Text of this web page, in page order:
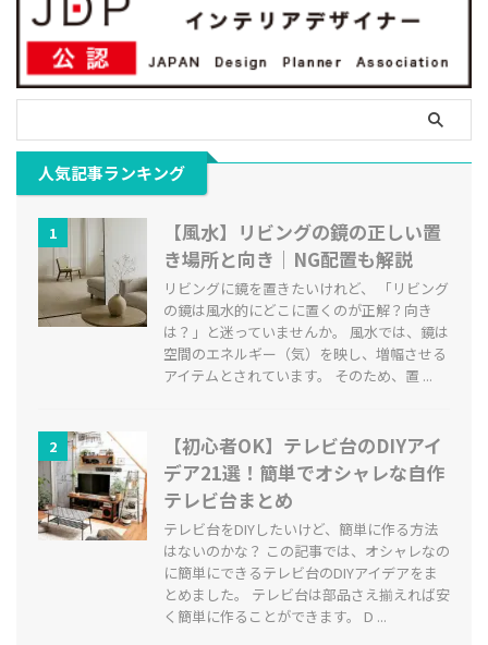
人気記事ランキング
1
【風水】リビングの鏡の正しい置
き場所と向き｜NG配置も解説
リビングに鏡を置きたいけれど、 「リビング
の鏡は風水的にどこに置くのが正解？向き
は？」と迷っていませんか。 風水では、鏡は
空間のエネルギー（気）を映し、増幅させる
アイテムとされています。 そのため、置 ...
2
【初心者OK】テレビ台のDIYアイ
デア21選！簡単でオシャレな自作
テレビ台まとめ
テレビ台をDIYしたいけど、簡単に作る方法
はないのかな？ この記事では、オシャレなの
に簡単にできるテレビ台のDIYアイデアをま
とめました。 テレビ台は部品さえ揃えれば安
く簡単に作ることができます。 D ...